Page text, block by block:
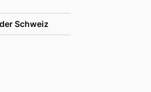
Schweiz